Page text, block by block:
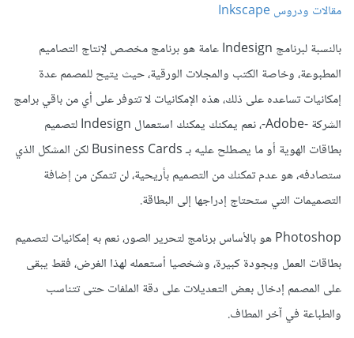
مقالات ودروس Inkscape
بالنسبة لبرنامج Indesign عامة هو برنامج مخصص لإنتاج التصاميم
المطبوعة، وخاصة الكتب والمجلات الورقية، حيث يتيح للمصمم عدة
إمكانيات تساعده على ذلك، هذه الإمكانيات لا تتوفر على أي من باقي برامج
الشركة -Adobe-، نعم يمكنك يمكنك استعمال Indesign لتصميم
بطاقات الهوية أو ما يصطلح عليه بـ Business Cards لكن المشكل الذي
ستصادفه، هو عدم تمكنك من التصميم بأريحية، لن تتمكن من إضافة
التصميمات التي ستحتاج إدراجها إلى البطاقة.
Photoshop هو بالأساس برنامج لتحرير الصور، نعم به إمكانيات لتصميم
بطاقات العمل وبجودة كبيرة، وشخصيا أستعمله لهذا الغرض، فقط يبقى
على المصمم إدخال بعض التعديلات على دقة الملفات حتى تتناسب
والطباعة في آخر المطاف.